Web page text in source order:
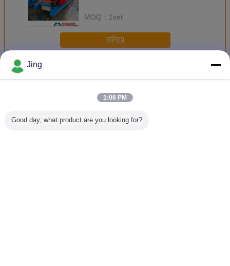
MOQ： 1set
চালিয়ে
มากกว่าเครื่องขึ้นรูปชั้นสองชั้น
Jing
1:08 PM
Good day, what product are you looking for?